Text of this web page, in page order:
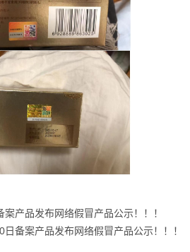
产品发布网络假冒产品公示！！！
备案产品发布网络假冒产品公示！！！